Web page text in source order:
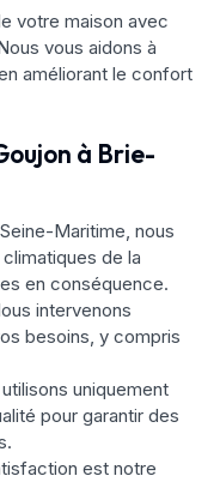
votre maison avec
vous aidons à
améliorant le confort
à Brie-
Maritime, nous
de la
en conséquence.
intervenons
besoins, y compris
uniquement
pour garantir des
est notre